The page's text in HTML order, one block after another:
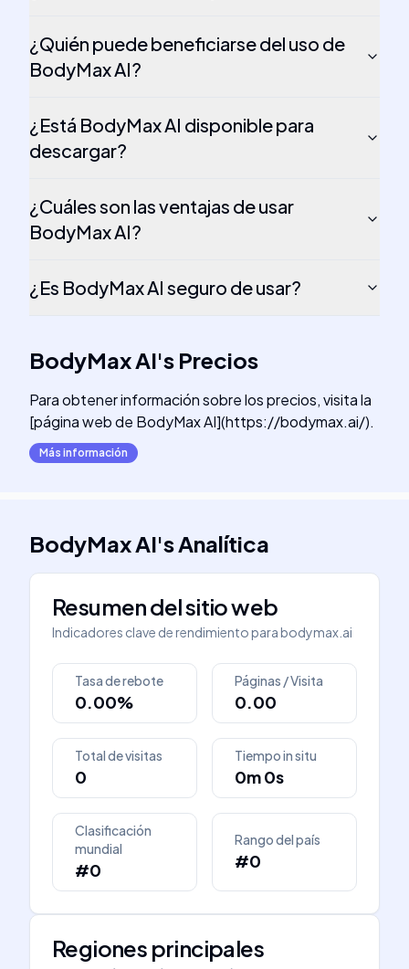
¿Quién puede beneficiarse del uso de
BodyMax AI?
¿Está BodyMax AI disponible para
descargar?
¿Cuáles son las ventajas de usar
BodyMax AI?
¿Es BodyMax AI seguro de usar?
BodyMax AI's Precios
Para obtener información sobre los precios, visita la
[página web de BodyMax AI](https://bodymax.ai/).
Más información
BodyMax AI'sAnalítica
Resumen del sitio web
Indicadores clave de rendimiento parabodymax.ai
Tasa de rebote
0.00%
Páginas / Visita
0.00
Total de visitas
0
Tiempo in situ
0m 0s
Clasificación
mundial
#0
Rango del país
#0
Regiones principales